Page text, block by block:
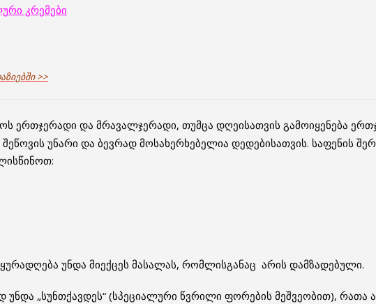
კრემები
>>
ერთჯერადი და მრავალჯერადი, თუმცა დღეისათვის გამოიყენება
უნარი და ბევრად მოსახერხებელია დედებისათვის. საფენის
უნდა მიექცეს მასალას, რომლისგანაც არის დამზადებული.
„სუნთქავდეს“ (სპეციალური წვრილი ფორების მეშვეობით), რათა